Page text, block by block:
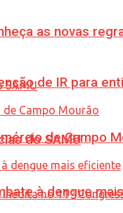
as novas
do SAMU
de IR para
de Campo
à dengue